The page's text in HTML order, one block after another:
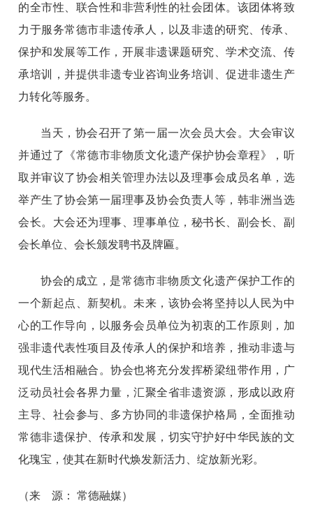
的全市性、联合性和非营利性的社会团体。该团体将致
力于服务常德市非遗传承人，以及非遗的研究、传承、
保护和发展等工作，开展非遗课题研究、学术交流、传
承培训，并提供非遗专业咨询业务培训、促进非遗生产
力转化等服务。
当天，协会召开了第一届一次会员大会。大会审议
并通过了《常德市非物质文化遗产保护协会章程》，听
取并审议了协会相关管理办法以及理事会成员名单，选
举产生了协会第一届理事及协会负责人等，韩非洲当选
会长。大会还为理事、理事单位，秘书长、副会长、副
会长单位、会长颁发聘书及牌匾。
协会的成立，是常德市非物质文化遗产保护工作的
一个新起点、新契机。未来，该协会将坚持以人民为中
心的工作导向，以服务会员单位为初衷的工作原则，加
强非遗代表性项目及传承人的保护和培养，推动非遗与
现代生活相融合。协会也将充分发挥桥梁纽带作用，广
泛动员社会各界力量，汇聚全省非遗资源，形成以政府
主导、社会参与、多方协同的非遗保护格局，全面推动
常德非遗保护、传承和发展，切实守护好中华民族的文
化瑰宝，使其在新时代焕发新活力、绽放新光彩。
（来 源： 常德融媒）